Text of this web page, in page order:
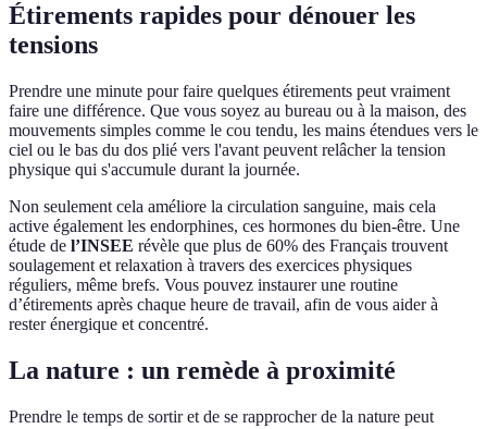
Étirements rapides pour dénouer les
tensions
Prendre une minute pour faire quelques étirements peut vraiment
faire une différence. Que vous soyez au bureau ou à la maison, des
mouvements simples comme le cou tendu, les mains étendues vers le
ciel ou le bas du dos plié vers l'avant peuvent relâcher la tension
physique qui s'accumule durant la journée.
Non seulement cela améliore la circulation sanguine, mais cela
active également les endorphines, ces hormones du bien-être. Une
étude de l’INSEE révèle que plus de 60% des Français trouvent
soulagement et relaxation à travers des exercices physiques
réguliers, même brefs. Vous pouvez instaurer une routine
d’étirements après chaque heure de travail, afin de vous aider à
rester énergique et concentré.
La nature : un remède à proximité
Prendre le temps de sortir et de se rapprocher de la nature peut